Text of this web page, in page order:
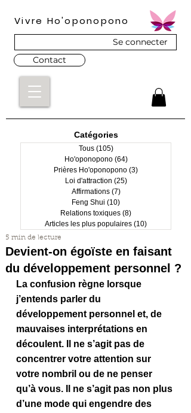
Vivre Ho'oponopono
Se connecter
Contact
Catégories
Tous (105)105 posts
Ho'oponopono (64)64 posts
Prières Ho'oponopono (3)
Loi d'attraction (25)25 posts
Affirmations (7)7 posts
Feng Shui (10)
Relations toxiques (8)
Articles les plus populaires (10)
Devient-on égoïste en faisant
du développement personnel ?
5 min de lecture
La confusion règne lorsque
j’entends parler du
développement personnel et, de
mauvaises interprétations en
découlent. Il ne s’agit pas de
concentrer votre attention sur
votre nombril ou de ne penser
qu’à vous. Il ne s’agit pas non plus
d’une mode qui engendre des